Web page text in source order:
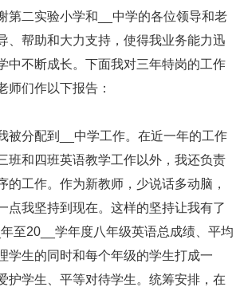
第二实验小学和__中学的各位领导和老
、帮助和大力支持，使得我业务能力迅
中不断成长。下面我对三年特岗的工作
师们作以下报告：
被分配到__中学工作。在近一年的工作
班和四班英语教学工作以外，我还负责
的工作。作为新教师，少说话多动脑，
点我坚持到现在。这样的坚持让我有了
至20__学年度八年级英语总成绩、平均
学生的同时和每个年级的学生打成一
护学生、平等对待学生。统筹安排，在